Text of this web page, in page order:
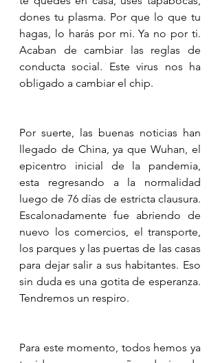
dones tu plasma. Por que lo que tu
hagas, lo harás por mi. Ya no por ti.
Acaban de cambiar las reglas de
conducta social. Este virus nos ha
obligado a cambiar el chip.
Por suerte, las buenas noticias han
llegado de China, ya que Wuhan, el
epicentro inicial de la pandemia,
esta regresando a la normalidad
luego de 76 días de estricta clausura.
Escalonadamente fue abriendo de
nuevo los comercios, el transporte,
los parques y las puertas de las casas
para dejar salir a sus habitantes. Eso
sin duda es una gotita de esperanza.
Tendremos un respiro.
Para este momento, todos hemos ya